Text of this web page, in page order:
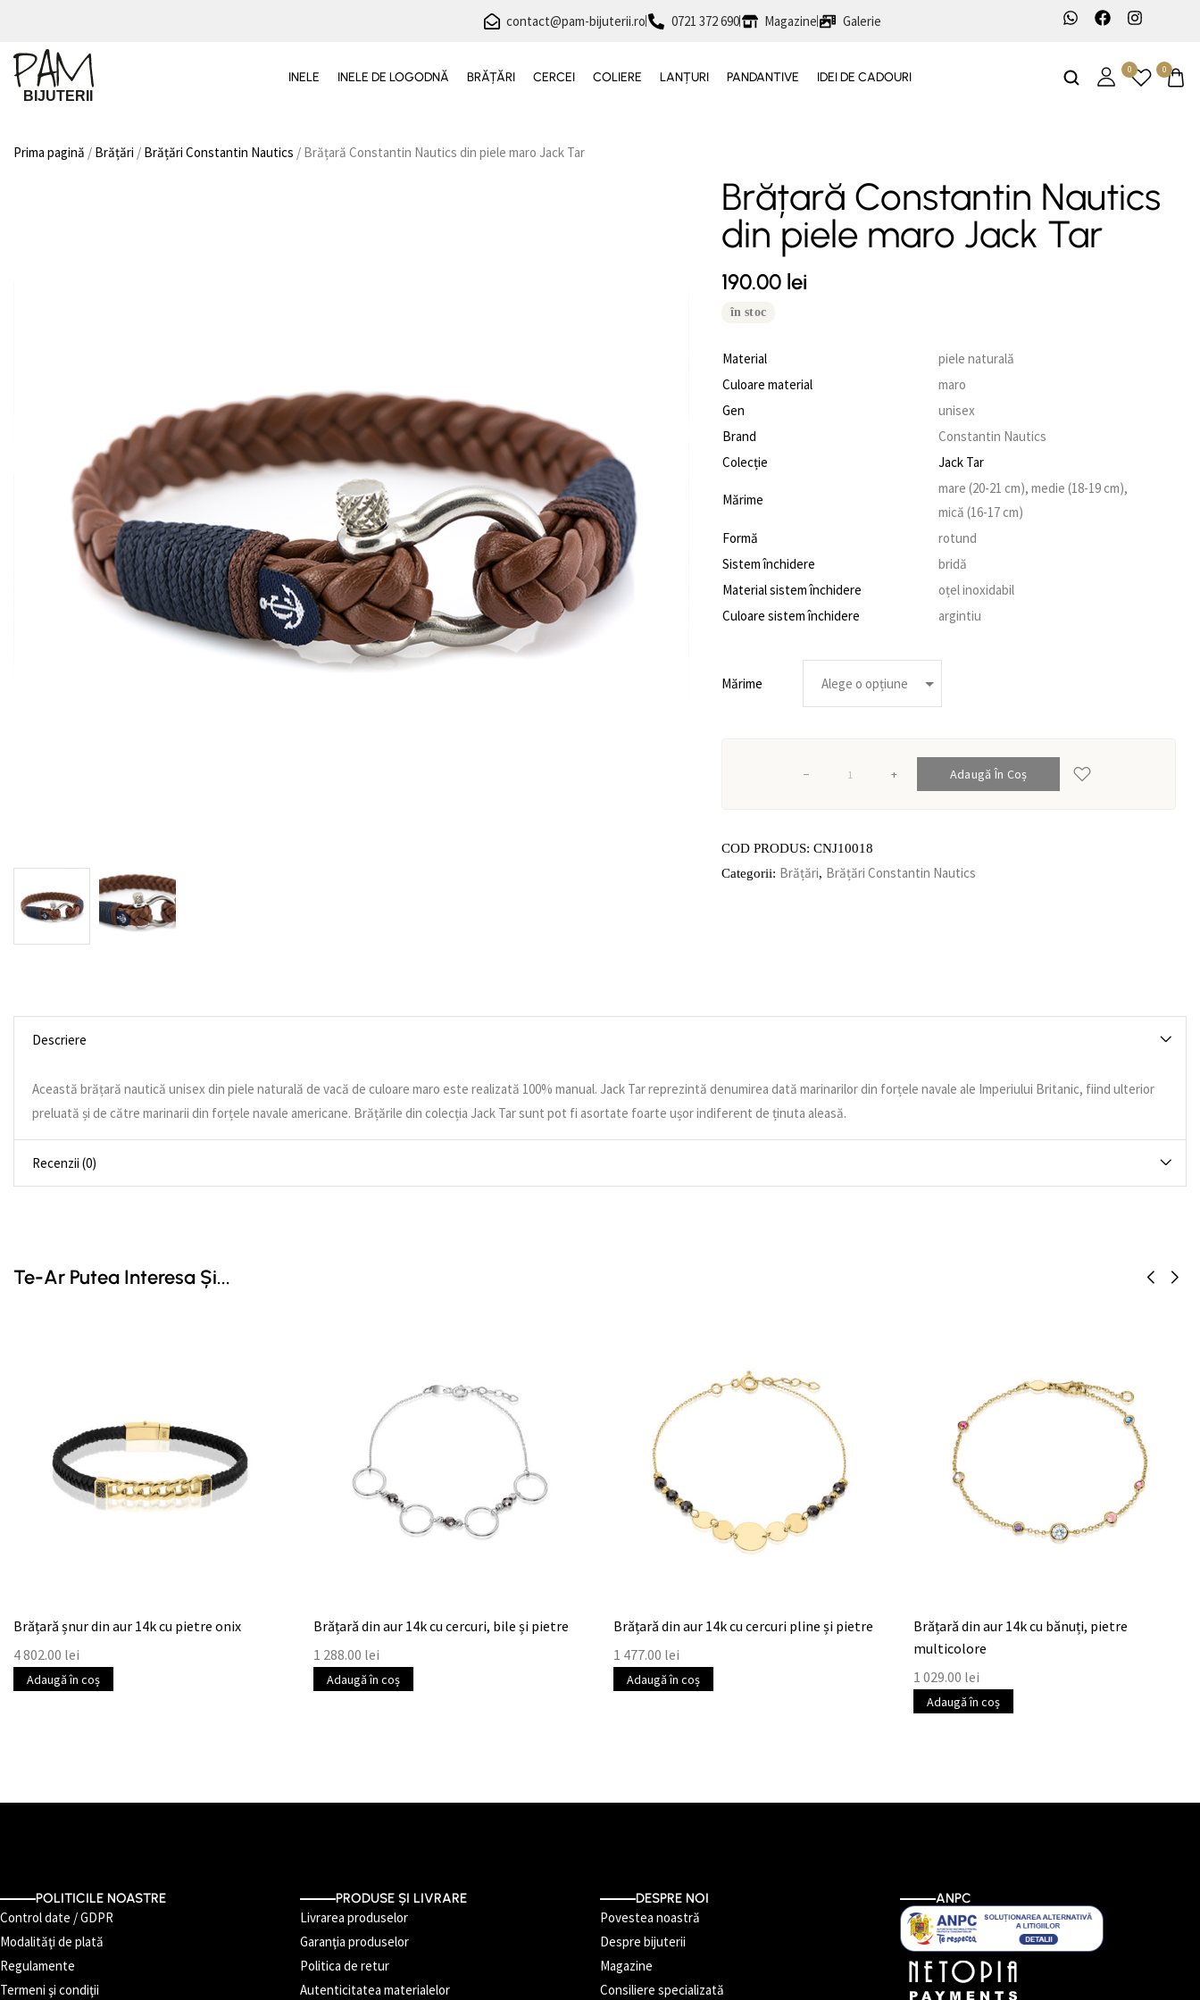
contact@pam-bijuterii.ro 0721 372 690 Magazine Galerie
INELE INELE DE LOGODNĂ BRĂȚĂRI CERCEI COLIERE LANȚURI PANDANTIVE IDEI DE CADOURI
0 0
Prima pagină / Brățări / Brățări Constantin Nautics / Brățară Constantin Nautics din piele maro Jack Tar
Brățară Constantin Nautics
din piele maro Jack Tar
190.00 lei
în stoc
Material
piele naturală
Culoare material
maro
Gen
unisex
Brand
Constantin Nautics
Colecție
Jack Tar
Mărime
mare (20-21 cm), medie (18-19 cm),
mică (16-17 cm)
Formă
rotund
Sistem închidere
bridă
Material sistem închidere
oțel inoxidabil
Culoare sistem închidere
argintiu
Mărime
+ Adaugă În Coș
COD PRODUS: CNJ10018
Categorii: Brățări, Brățări Constantin Nautics
Descriere
Această brățară nautică unisex din piele naturală de vacă de culoare maro este realizată 100% manual. Jack Tar reprezintă denumirea dată marinarilor din forțele navale ale Imperiului Britanic, fiind ulterior
preluată și de către marinarii din forțele navale americane. Brățările din colecția Jack Tar sunt pot fi asortate foarte ușor indiferent de ținuta aleasă.
Recenzii (0)
Te-Ar Putea Interesa Și...
Brățară șnur din aur 14k cu pietre onix
4 802.00 lei
Adaugă în coș
Brățară din aur 14k cu cercuri, bile și pietre
1 288.00 lei
Adaugă în coș
Brățară din aur 14k cu cercuri pline și pietre
1 477.00 lei
Adaugă în coș
Brățară din aur 14k cu bănuți, pietre
multicolore
1 029.00 lei
Adaugă în coș
POLITICILE NOASTRE
Control date / GDPR
Modalităţi de plată
Regulamente
Termeni şi condiţii
PRODUSE ȘI LIVRARE
Livrarea produselor
Garanţia produselor
Politica de retur
Autenticitatea materialelor
DESPRE NOI
Povestea noastră
Despre bijuterii
Magazine
Consiliere specializată
ANPC